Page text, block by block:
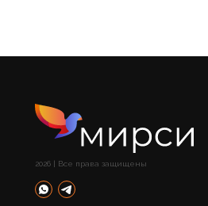
2026 | Все права защищены